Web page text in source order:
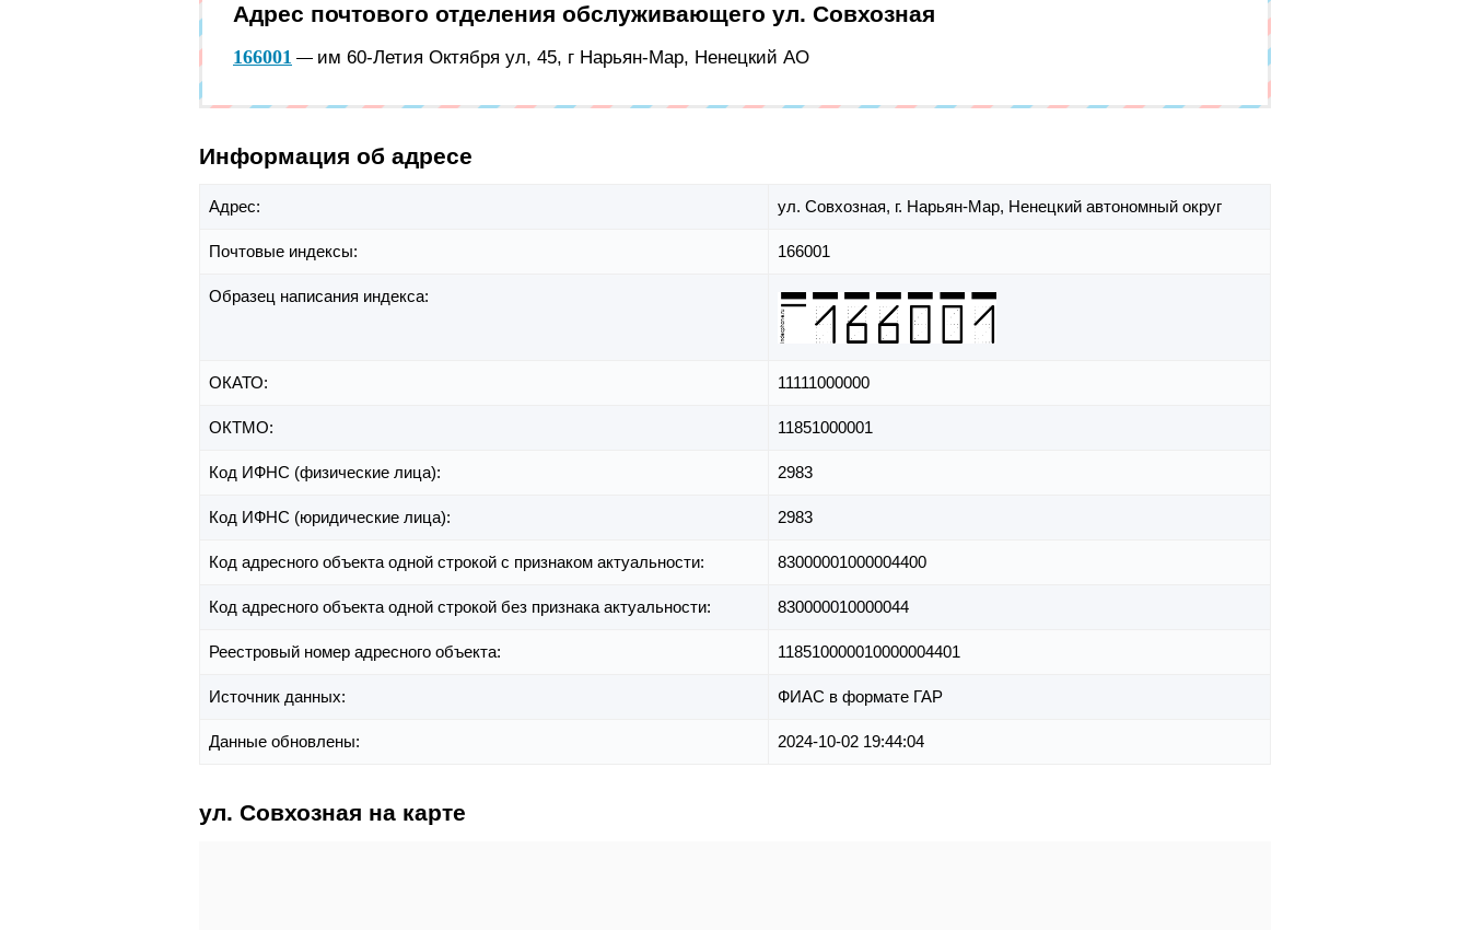
Адрес почтового отделения обслуживающего ул. Совхозная
166001 — им 60-Летия Октября ул, 45, г Нарьян-Мар, Ненецкий АО
Информация об адресе
Адрес: ул. Совхозная, г. Нарьян-Мар, Ненецкий автономный округ
Почтовые индексы: 166001
Образец написания индекса:
ОКАТО: 11111000000
ОКТМО: 11851000001
Код ИФНС (физические лица): 2983
Код ИФНС (юридические лица): 2983
Код адресного объекта одной строкой с признаком актуальности: 83000001000004400
Код адресного объекта одной строкой без признака актуальности: 830000010000044
Реестровый номер адресного объекта: 118510000010000004401
Источник данных: ФИАС в формате ГАР
Данные обновлены: 2024-10-02 19:44:04
ул. Совхозная на карте